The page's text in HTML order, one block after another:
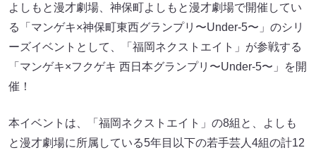
よしもと漫才劇場、神保町よしもと漫才劇場で開催してい
る「マンゲキ×神保町東⻄グランプリ〜Under-5〜」のシリ
ーズイベントとして、「福岡ネクストエイト」が参戦する
「マンゲキ×フクゲキ 西日本グランプリ〜Under-5〜」を開
催！
本イベントは、「福岡ネクストエイト」の8組と、よしも
と漫才劇場に所属している5年⽬以下の若⼿芸⼈4組の計12